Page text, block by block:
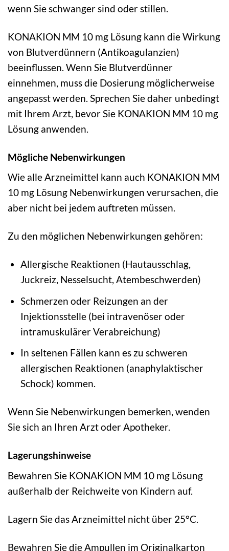
wenn Sie schwanger sind oder stillen.
KONAKION MM 10 mg Lösung kann die Wirkung
von Blutverdünnern (Antikoagulanzien)
beeinflussen. Wenn Sie Blutverdünner
einnehmen, muss die Dosierung möglicherweise
angepasst werden. Sprechen Sie daher unbedingt
mit Ihrem Arzt, bevor Sie KONAKION MM 10 mg
Lösung anwenden.
Mögliche Nebenwirkungen
Wie alle Arzneimittel kann auch KONAKION MM
10 mg Lösung Nebenwirkungen verursachen, die
aber nicht bei jedem auftreten müssen.
Zu den möglichen Nebenwirkungen gehören:
Allergische Reaktionen (Hautausschlag,
Juckreiz, Nesselsucht, Atembeschwerden)
Schmerzen oder Reizungen an der
Injektionsstelle (bei intravenöser oder
intramuskulärer Verabreichung)
In seltenen Fällen kann es zu schweren
allergischen Reaktionen (anaphylaktischer
Schock) kommen.
Wenn Sie Nebenwirkungen bemerken, wenden
Sie sich an Ihren Arzt oder Apotheker.
Lagerungshinweise
Bewahren Sie KONAKION MM 10 mg Lösung
außerhalb der Reichweite von Kindern auf.
Lagern Sie das Arzneimittel nicht über 25°C.
Bewahren Sie die Ampullen im Originalkarton